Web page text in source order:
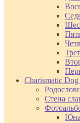
Charismatic
Стена